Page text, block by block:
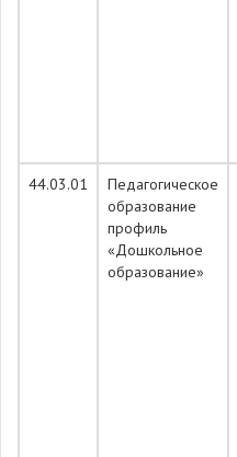
44.03.01
Педагогическое
образование
профиль
«Дошкольное
образование»